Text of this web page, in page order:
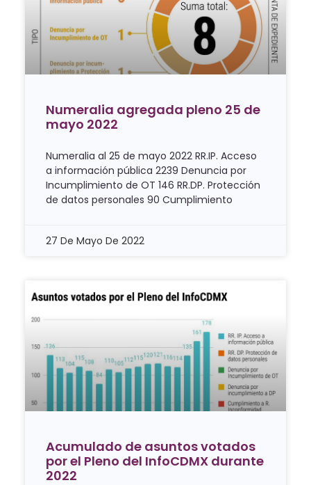
Numeralia agregada pleno 25 de
mayo 2022
Numeralia al 25 de mayo 2022 RR.IP. Acceso
a información pública 2239 Denuncia por
Incumplimiento de OT 146 RR.DP. Protección
de datos personales 90 Cumplimiento
27 De Mayo De 2022
Acumulado de asuntos votados
por el Pleno del InfoCDMX durante
2022